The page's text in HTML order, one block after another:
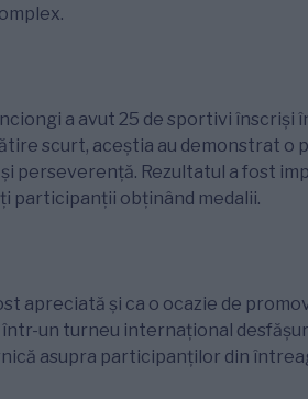
a avut 25 de sportivi înscriși
scurt, aceștia au demonstrat o
perseverență. Rezultatul a fost
participanții obținând medalii.
apreciată și ca o ocazie de
într-un turneu internațional
asupra participanților din